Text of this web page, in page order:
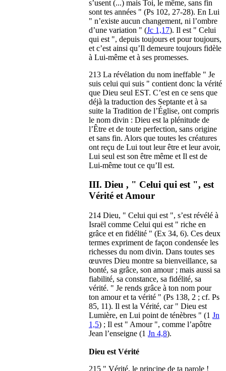
s’usent (...) mais Toi, le même, sans fin
sont tes années " (Ps 102, 27-28). En Lui
" n’existe aucun changement, ni l’ombre
d’une variation " (Jc 1,17). Il est " Celui
qui est ", depuis toujours et pour toujours,
et c’est ainsi qu’Il demeure toujours fidèle
à Lui-même et à ses promesses.
213 La révélation du nom ineffable " Je
suis celui qui suis " contient donc la vérité
que Dieu seul EST. C’est en ce sens que
déjà la traduction des Septante et à sa
suite la Tradition de l’Église, ont compris
le nom divin : Dieu est la plénitude de
l’Être et de toute perfection, sans origine
et sans fin. Alors que toutes les créatures
ont reçu de Lui tout leur être et leur avoir,
Lui seul est son être même et Il est de
Lui-même tout ce qu’Il est.
III. Dieu , " Celui qui est ", est
Vérité et Amour
214 Dieu, " Celui qui est ", s’est révélé à
Israël comme Celui qui est " riche en
grâce et en fidélité " (Ex 34, 6). Ces deux
termes expriment de façon condensée les
richesses du nom divin. Dans toutes ses
œuvres Dieu montre sa bienveillance, sa
bonté, sa grâce, son amour ; mais aussi sa
fiabilité, sa constance, sa fidélité, sa
vérité. " Je rends grâce à ton nom pour
ton amour et ta vérité " (Ps 138, 2 ; cf. Ps
85, 11). Il est la Vérité, car " Dieu est
Lumière, en Lui point de ténèbres " (1 Jn
1,5) ; Il est " Amour ", comme l’apôtre
Jean l’enseigne (1 Jn 4,8).
Dieu est Vérité
215 " Vérité, le principe de ta parole !